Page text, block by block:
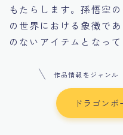
もたらします。孫悟空
の世界における象徴で
のないアイテムとなって
作品情報をジャンル
ドラゴン